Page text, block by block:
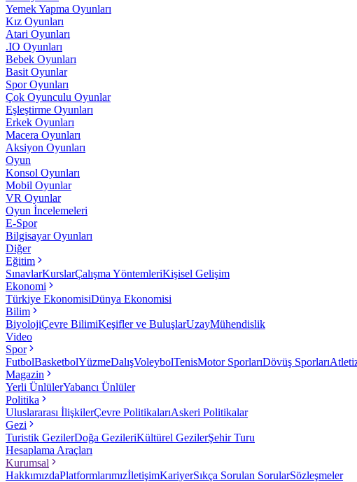
Yemek Yapma Oyunları
Kız Oyunları
Atari Oyunları
.IO Oyunları
Bebek Oyunları
Basit Oyunlar
Spor Oyunları
Çok Oyunculu Oyunlar
Eşleştirme Oyunları
Erkek Oyunları
Macera Oyunları
Aksiyon Oyunları
Oyun
Konsol Oyunları
Mobil Oyunlar
VR Oyunlar
Oyun İncelemeleri
E-Spor
Bilgisayar Oyunları
Diğer
Eğitim
SınavlarKurslarÇalışma YöntemleriKişisel Gelişim
Ekonomi
Türkiye EkonomisiDünya Ekonomisi
Bilim
BiyolojiÇevre BilimiKeşifler ve BuluşlarUzayMühendislik
Video
Spor
FutbolBasketbolYüzmeDalışVoleybolTenisMotor SporlarıDövüş Sporları
Magazin
Yerli ÜnlülerYabancı Ünlüler
Politika
Uluslararası İlişkilerÇevre PolitikalarıAskeri Politikalar
Gezi
Turistik GezilerDoğa GezileriKültürel GezilerŞehir Turu
Hesaplama Araçları
Kurumsal
HakkımızdaPlatformlarımızİletişimKariyerSıkça Sorulan SorularSözleşmeler